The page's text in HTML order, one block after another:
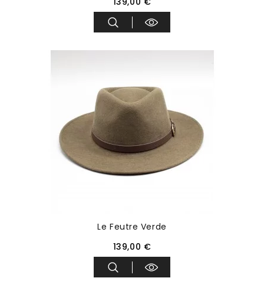
Le Feutre Verde
139,00 €